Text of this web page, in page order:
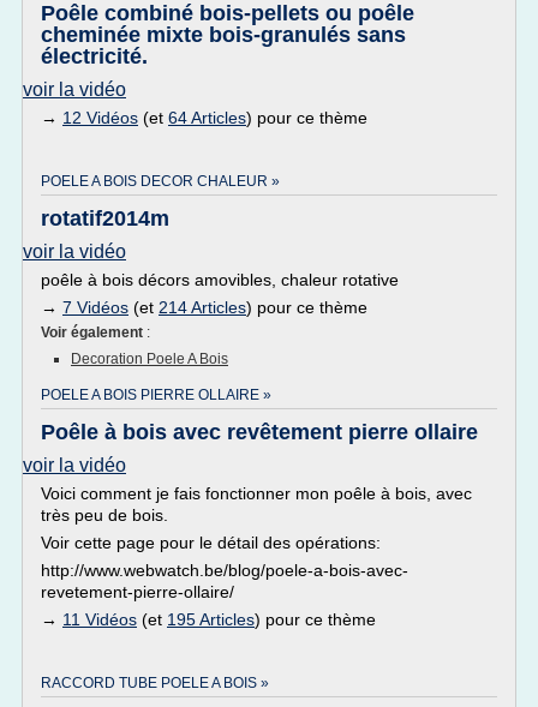
Poêle combiné bois-pellets ou poêle
cheminée mixte bois-granulés sans
électricité.
voir la vidéo
→ 12 Vidéos (et 64 Articles) pour ce thème
POELE A BOIS DECOR CHALEUR »
rotatif2014m
voir la vidéo
poêle à bois décors amovibles, chaleur rotative
→ 7 Vidéos (et 214 Articles) pour ce thème
Voir également :
Decoration Poele A Bois
POELE A BOIS PIERRE OLLAIRE »
Poêle à bois avec revêtement pierre ollaire
voir la vidéo
Voici comment je fais fonctionner mon poêle à bois, avec
très peu de bois.
Voir cette page pour le détail des opérations:
http://www.webwatch.be/blog/poele-a-bois-avec-
revetement-pierre-ollaire/
→ 11 Vidéos (et 195 Articles) pour ce thème
RACCORD TUBE POELE A BOIS »